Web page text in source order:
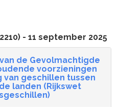
- 11 september 2025
de Gevolmachtigde
voorzieningen
geschillen tussen
landen (Rijkswet